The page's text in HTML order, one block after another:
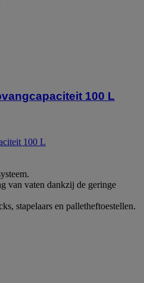
100 L
100 L
van vaten dankzij de geringe
stapelaars en palletheftoestellen.